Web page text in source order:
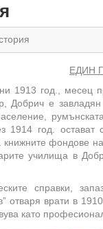
ЕДИН
1913 год., месец
Добрич е
1914 год.
фондове на
училища в
справки,
отваря врати в
като